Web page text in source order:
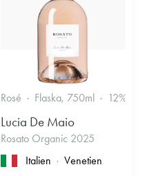
12.5% Fruktigt & Smakrikt
, Coastal Region
Rosé Flaska, 750ml 12%
Lucia De Maio
Rosato Organic 2025
Italien
Venetien